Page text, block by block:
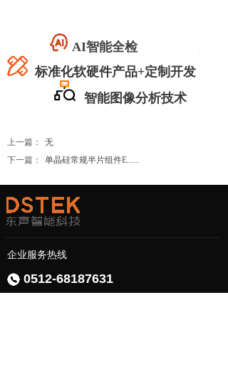
AI智能全检
标准化软硬件产品+定制开发
智能图像分析技术
上一篇：
无
下一篇：
单晶硅常规半片组件E......
企业服务热线
0512-68187631